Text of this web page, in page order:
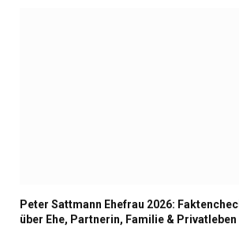
Peter Sattmann Ehefrau 2026:
über Ehe, Partnerin, Familie &